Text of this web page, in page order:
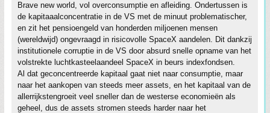
Brave new world, vol overconsumptie en afleiding. Ondertussen is
de kapitaaalconcentratie in de VS met de minuut problematischer,
en zit het pensioengeld van honderden miljoenen mensen
(wereldwijd) ongevraagd in risicovolle SpaceX aandelen. Dit dankzij
institutionele corruptie in de VS door absurd snelle opname van het
volstrekte luchtkasteelaandeel SpaceX in beurs indexfondsen.
Al dat geconcentreerde kapitaal gaat niet naar consumptie, maar
naar het aankopen van steeds meer assets, en het kapitaal van de
allerrijkstengroeit veel sneller dan de westerse economieën als
geheel, dus de assets stromen steeds harder naar het